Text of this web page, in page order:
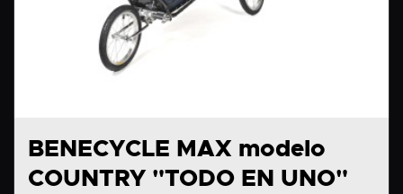
BENECYCLE MAX modelo
COUNTRY "TODO EN UNO"